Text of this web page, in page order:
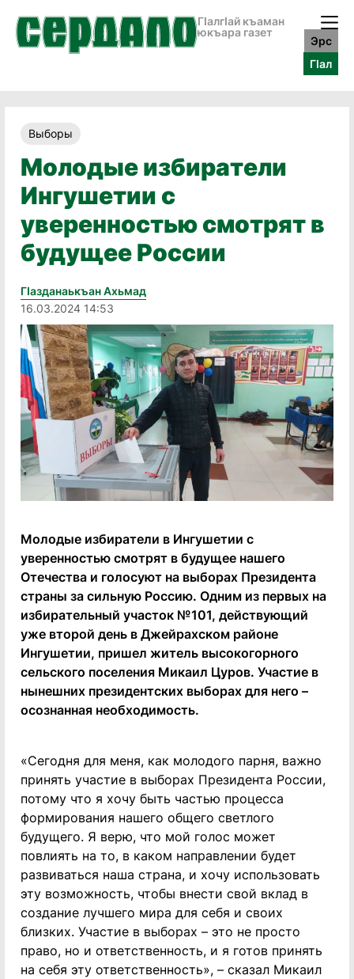
ГӀалгӀай къаман
юкъара газет
Эрс
ГӀал
Выборы
Молодые избиратели
Ингушетии с
уверенностью смотрят в
будущее России
Гӏазданаькъан Ахьмад
16.03.2024 14:53
Молодые избиратели в Ингушетии с
уверенностью смотрят в будущее нашего
Отечества и голосуют на выборах Президента
страны за сильную Россию. Одним из первых на
избирательный участок №101, действующий
уже второй день в Джейрахском районе
Ингушетии, пришел житель высокогорного
сельского поселения Микаил Цуров. Участие в
нынешних президентских выборах для него –
осознанная необходимость.
«Сегодня для меня, как молодого парня, важно
принять участие в выборах Президента России,
потому что я хочу быть частью процесса
формирования нашего общего светлого
будущего. Я верю, что мой голос может
повлиять на то, в каком направлении будет
развиваться наша страна, и хочу использовать
эту возможность, чтобы внести свой вклад в
создание лучшего мира для себя и своих
близких. Участие в выборах – это не просто
право, но и ответственность, и я готов принять
на себя эту ответственность», – сказал Микаил